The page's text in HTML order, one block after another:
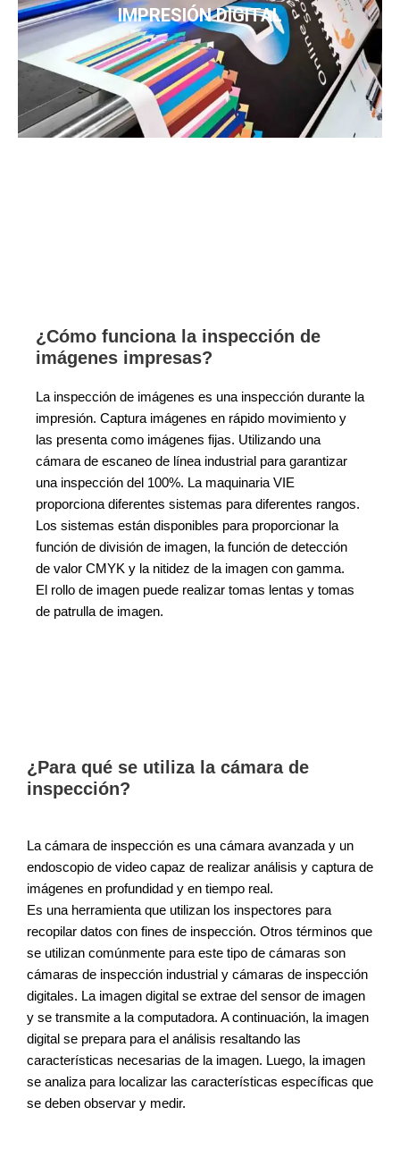
IMPRESIÓN DIGITAL
¿Cómo funciona la inspección de
imágenes impresas?
La inspección de imágenes es una inspección durante la
impresión. Captura imágenes en rápido movimiento y
las presenta como imágenes fijas. Utilizando una
cámara de escaneo de línea industrial para garantizar
una inspección del 100%. La maquinaria VIE
proporciona diferentes sistemas para diferentes rangos.
Los sistemas están disponibles para proporcionar la
función de división de imagen, la función de detección
de valor CMYK y la nitidez de la imagen con gamma.
El rollo de imagen puede realizar tomas lentas y tomas
de patrulla de imagen.
¿Para qué se utiliza la cámara de
inspección?
La cámara de inspección es una cámara avanzada y un
endoscopio de video capaz de realizar análisis y captura de
imágenes en profundidad y en tiempo real.
Es una herramienta que utilizan los inspectores para
recopilar datos con fines de inspección. Otros términos que
se utilizan comúnmente para este tipo de cámaras son
cámaras de inspección industrial y cámaras de inspección
digitales. La imagen digital se extrae del sensor de imagen
y se transmite a la computadora. A continuación, la imagen
digital se prepara para el análisis resaltando las
características necesarias de la imagen. Luego, la imagen
se analiza para localizar las características específicas que
se deben observar y medir.